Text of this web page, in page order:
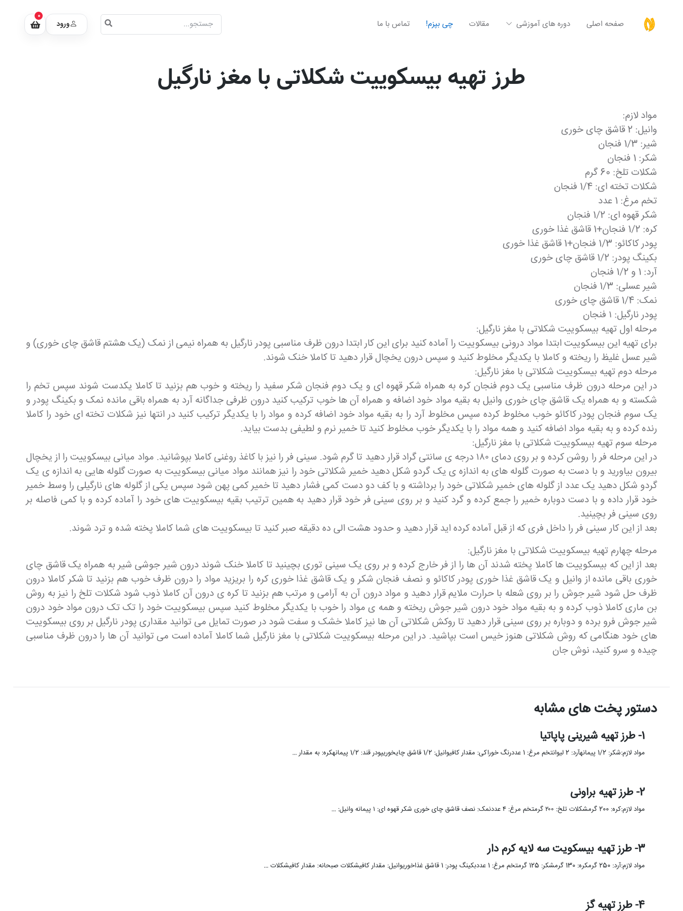
صفحه اصلی دوره های آموزشی مقالات چی بپزم! تماس با ما ورود
0
طرز تهیه بیسکوییت شکلاتی با مغز نارگیل
مواد لازم:
وانیل: 2 قاشق چای خوری
شیر: 1/3 فنجان
شکر: 1 فنجان
شکلات تلخ: 60 گرم
شکلات تخته ای: 1/4 فنجان
تخم مرغ: 1 عدد
شکر قهوه ای: 1/2 فنجان
کره: 1/2 فنجان+1 قاشق غذا خوری
پودر کاکائو: 1/3 فنجان+1 قاشق غذا خوری
بکینگ پودر: 1/2 قاشق چای خوری
آرد: 1 و 1/2 فنجان
شیر عسلی: 1/3 فنجان
نمک: 1/4 قاشق چای خوری
پودر نارگیل: ۱ فنجان
مرحله اول تهیه بیسکوییت شکلاتی با مغز نارگیل:
برای تهیه این بیسکوییت ابتدا مواد درونی بیسکوییت را آماده کنید برای این کار ابتدا درون ظرف مناسبی پودر نارگیل به همراه نیمی از نمک (یک هشتم قاشق چای خوری) و
شیر عسل غلیظ را ریخته و کاملا با یکدیگر مخلوط کنید و سپس درون یخچال قرار دهید تا کاملا خنک شوند.
مرحله دوم تهیه بیسکوییت شکلاتی با مغز نارگیل:
در این مرحله درون ظرف مناسبی یک دوم فنجان کره به همراه شکر قهوه ای و یک دوم فنجان شکر سفید را ریخته و خوب هم بزنید تا کاملا یکدست شوند سپس تخم را
شکسته و به همراه یک قاشق چای خوری وانیل به بقیه مواد خود اضافه و همراه آن ها خوب ترکیب کنید درون ظرفی جداگانه آرد به همراه باقی مانده نمک و بکینگ پودر و
یک سوم فنجان پودر کاکائو خوب مخلوط کرده سپس مخلوط آرد را به بقیه مواد خود اضافه کرده و مواد را با یکدیگر ترکیب کنید در انتها نیز شکلات تخته ای خود را کاملا
رنده کرده و به بقیه مواد اضافه کنید و همه مواد را با یکدیگر خوب مخلوط کنید تا خمیر نرم و لطیفی بدست بیاید.
مرحله سوم تهیه بیسکوییت شکلاتی با مغز نارگیل:
در این مرحله فر را روشن کرده و بر روی دمای ۱۸۰ درجه ی سانتی گراد قرار دهید تا گرم شود. سینی فر را نیز با کاغذ روغنی کاملا بپوشانید. مواد میانی بیسکوییت را از یخچال
بیرون بیاورید و با دست به صورت گلوله های به اندازه ی یک گردو شکل دهید خمیر شکلاتی خود را نیز همانند مواد میانی بیسکوییت به صورت گلوله هایی به اندازه ی یک
گردو شکل دهید یک عدد از گلوله های خمیر شکلاتی خود را برداشته و با کف دو دست کمی فشار دهید تا خمیر کمی پهن شود سپس یکی از گلوله های نارگیلی را وسط خمیر
خود قرار داده و با دست دوباره خمیر را جمع کرده و گرد کنید و بر روی سینی فر خود قرار دهید به همین ترتیب بقیه بیسکوییت های خود را آماده کرده و با کمی فاصله بر
روی سینی فر بچینید.
بعد از این کار سینی فر را داخل فری که از قبل آماده کرده اید قرار دهید و حدود هشت الی ده دقیقه صبر کنید تا بیسکوییت های شما کاملا پخته شده و ترد شوند.
مرحله چهارم تهیه بیسکوییت شکلاتی با مغز نارگیل:
بعد از این که بیسکوییت ها کاملا پخته شدند آن ها را از فر خارج کرده و بر روی یک سینی توری بچینید تا کاملا خنک شوند درون شیر جوشی شیر به همراه یک قاشق چای
خوری باقی مانده از وانیل و یک قاشق غذا خوری پودر کاکائو و نصف فنجان شکر و یک قاشق غذا خوری کره را بریزید مواد را درون ظرف خوب هم بزنید تا شکر کاملا درون
ظرف حل شود شیر جوش را بر روی شعله با حرارت ملایم قرار دهید و مواد درون آن به آرامی و مرتب هم بزنید تا کره ی درون آن کاملا ذوب شود شکلات تلخ را نیز به روش
بن ماری کاملا ذوب کرده و به بقیه مواد خود درون شیر جوش ریخته و همه ی مواد را خوب با یکدیگر مخلوط کنید سپس بیسکوییت خود را تک تک درون مواد خود درون
شیر جوش فرو برده و دوباره بر روی سینی قرار دهید تا روکش شکلاتی آن ها نیز کاملا خشک و سفت شود در صورت تمایل می توانید مقداری پودر نارگیل بر روی بیسکوییت
های خود هنگامی که روش شکلاتی هنوز خیس است بپاشید. در این مرحله بیسکوییت شکلاتی با مغز نارگیل شما کاملا آماده است می توانید آن ها را درون ظرف مناسبی
چیده و سرو کنید، نوش جان
دستور پخت های مشابه
1- طرز تهیه شیرینی پاپاتیا
مواد لازم:شکر: 1/2 پیمانهآرد: 2 لیوانتخم مرغ: 1 عددرنگ خوراکی: مقدار کافیوانیل: 1/2 قاشق چایخوریپودر قند: 1/2 پیمانهکره: به مقدار …
2- طرز تهیه براونی
مواد لازم:کره: 200 گرمشکلات تلخ: ۲۰۰ گرمتخم مرغ: ۴ عددنمک: نصف قاشق چای خوری شکر قهوه ای: ۱ پیمانه وانیل: …
3- طرز تهیه بیسکویت سه لایه کرم دار
مواد لازم:آرد: 250 گرمکره: 130 گرمشکر: 125 گرمتخم مرغ: 1 عددبکینگ پودر: 1 قاشق غذاخوریوانیل: مقدار کافیشکلات صبحانه: مقدار کافیشکلات …
4- طرز تهیه گز